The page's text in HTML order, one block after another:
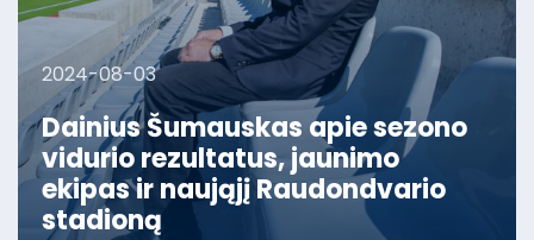
2024-08-03
Dainius Šumauskas apie sezono
vidurio rezultatus, jaunimo
ekipas ir naująjį Raudondvario
stadioną